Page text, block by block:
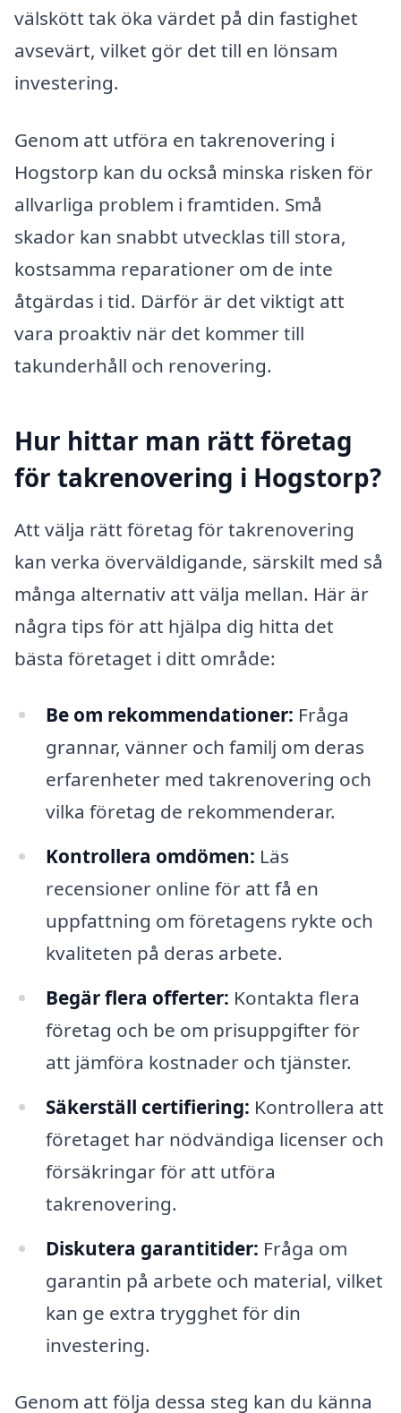
välskött tak öka värdet på din fastighet
avsevärt, vilket gör det till en lönsam
investering.
Genom att utföra en takrenovering i
Hogstorp kan du också minska risken för
allvarliga problem i framtiden. Små
skador kan snabbt utvecklas till stora,
kostsamma reparationer om de inte
åtgärdas i tid. Därför är det viktigt att
vara proaktiv när det kommer till
takunderhåll och renovering.
Hur hittar man rätt företag
för takrenovering i Hogstorp?
Att välja rätt företag för takrenovering
kan verka överväldigande, särskilt med så
många alternativ att välja mellan. Här är
några tips för att hjälpa dig hitta det
bästa företaget i ditt område:
Be om rekommendationer: Fråga
grannar, vänner och familj om deras
erfarenheter med takrenovering och
vilka företag de rekommenderar.
Kontrollera omdömen: Läs
recensioner online för att få en
uppfattning om företagens rykte och
kvaliteten på deras arbete.
Begär flera offerter: Kontakta flera
företag och be om prisuppgifter för
att jämföra kostnader och tjänster.
Säkerställ certifiering: Kontrollera att
företaget har nödvändiga licenser och
försäkringar för att utföra
takrenovering.
Diskutera garantitider: Fråga om
garantin på arbete och material, vilket
kan ge extra trygghet för din
investering.
Genom att följa dessa steg kan du känna